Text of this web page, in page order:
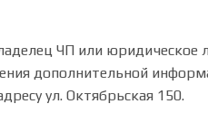
ЧП или юридическое
дополнительной
ул. Октябрьская 150.